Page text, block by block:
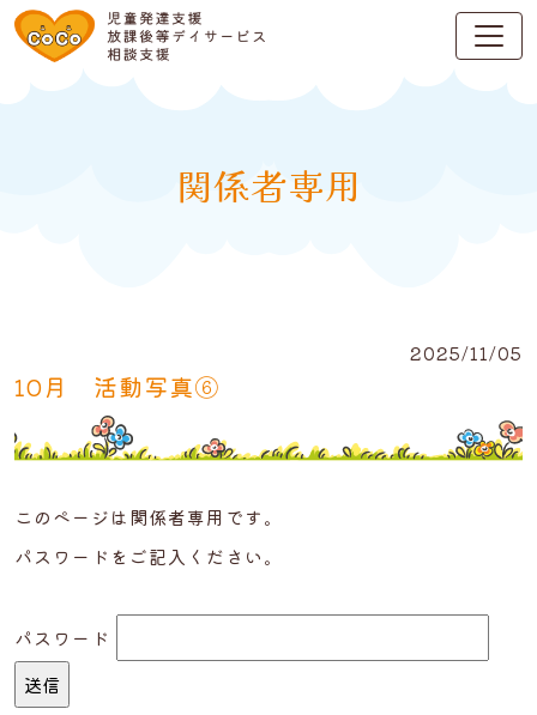
関係者専用
2025/11/05
10月 活動写真⑥
このページは関係者専用です。
パスワードをご記入ください。
パスワード